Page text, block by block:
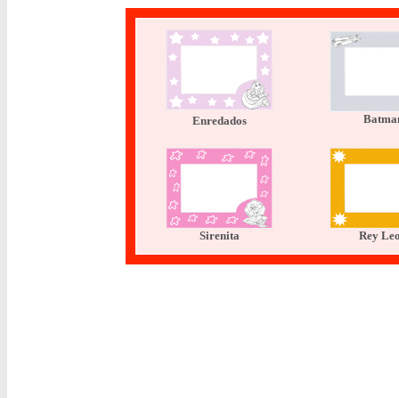
Enredados
Sirenita Rey